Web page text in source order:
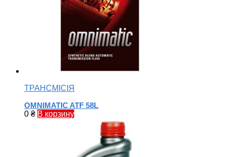
ТРАНСМІСІЯ
OMNIMATIC ATF 58L
0 ₴ В корзину